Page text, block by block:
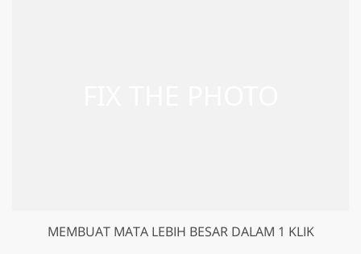
MEMBUAT MATA LEBIH BESAR DALAM 1 KLIK